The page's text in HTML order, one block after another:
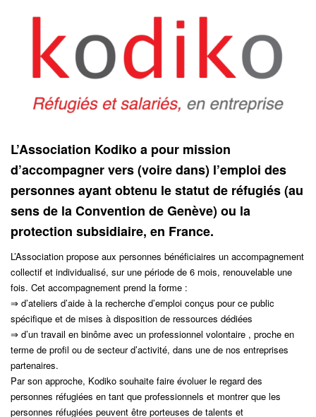
L’Association Kodiko a pour mission
d’accompagner vers (voire dans) l’emploi des
personnesayant obtenu le statut de réfugiés (au
sens de la Convention de Genève) ou la
protection subsidiaire, en France.
L’Association propose aux personnes bénéficiaires un accompagnement
collectif et individualisé, sur une période de 6 mois, renouvelable une
fois. Cet accompagnement prend la forme :
⇒ d’ateliers d’aide à la recherche d’emploi conçus pour ce public
spécifique et de mises à disposition de ressources dédiées
⇒ d’un travail en binôme avec un professionnel volontaire , proche en
terme de profil ou de secteur d’activité, dans une de nos entreprises
partenaires.
Par son approche, Kodiko souhaite faire évoluer le regard des
personnes réfugiées en tant que professionnels et montrer que les
personnes réfugiées peuvent être porteuses de talents et